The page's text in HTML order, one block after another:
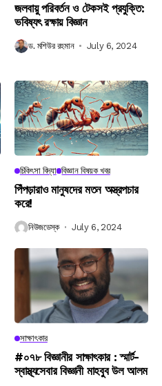
জলবায়ু পরিবর্তন ও টেকসই প্রযুক্তি:
ভবিষ্যৎ রক্ষায় বিজ্ঞান
ড. মশিউর রহমান July 6, 2024
চিকিৎসা বিদ্যা বিজ্ঞান বিষয়ক খবর
পিঁপড়ারাও মানুষদের মতন অস্ত্রপচার
করে!
নিউজডেস্ক July 6, 2024
সাক্ষাৎকার
#০৭৮ বিজ্ঞানীর সাক্ষাৎকার : স্মার্ট-
স্বাস্থ্যসেবার বিজ্ঞানী মাহবুব উল আলম